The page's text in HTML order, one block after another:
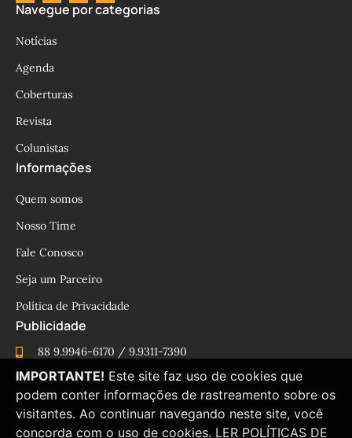
Navegue por categorias
Notícias
Agenda
Coberturas
Revista
Colunistas
Informações
Quem somos
Nosso Time
Fale Conosco
Seja um Parceiro
Política de Privacidade
Publicidade
88 9.9946-6170 / 9.9311-7390
cesinhamacedo@yahoo.com.br
IMPORTANTE! Este site faz uso de cookies que
podem conter informações de rastreamento sobre os
visitantes. Ao continuar navegando neste site, você
concorda com o uso de cookies. LER POLÍTICAS DE